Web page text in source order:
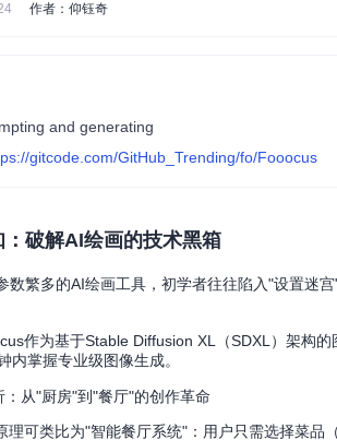
作者：仰钰奇
and generating
gitcode.com/GitHub_Trending/fo/Fooocus
破解AI绘画的技术黑箱
数繁多的AI绘画工具，初学者往往陷入"设置迷
作为基于Stable Diffusion XL（SDXL）架构
内掌握专业级图像生成。
：从"厨房"到"餐厅"的创作革命
理可类比为"智能餐厅系统"：用户只需选择菜